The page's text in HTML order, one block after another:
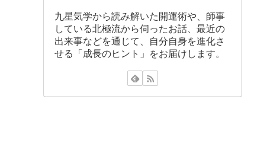
九星気学から読み解いた開運術や、師事
している北極流から伺ったお話、最近の
出来事などを通じて、自分自身を進化さ
せる「成長のヒント」をお届けします。